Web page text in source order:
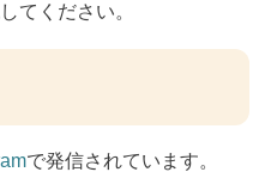
てください。
で発信されています。